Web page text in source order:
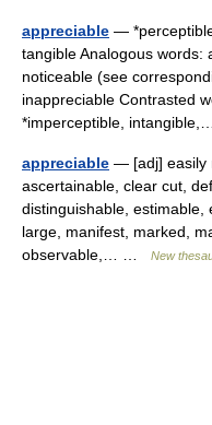
appreciable —
tangible Analogous words:
noticeable (see
inappreciable Contrasted
*imperceptible,
appreciable — [adj] easily
ascertainable, clear cut,
distinguishable, estimable,
large, manifest, marked,
observable,… …
New